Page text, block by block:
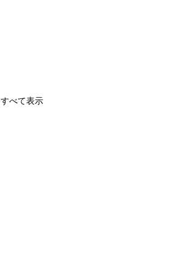
すべて表示